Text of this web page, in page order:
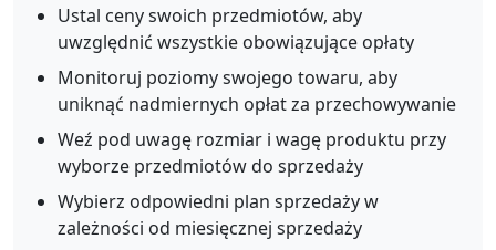
Ustal ceny swoich przedmiotów, aby
uwzględnić wszystkie obowiązujące opłaty
Monitoruj poziomy swojego towaru, aby
uniknąć nadmiernych opłat za przechowywanie
Weź pod uwagę rozmiar i wagę produktu przy
wyborze przedmiotów do sprzedaży
Wybierz odpowiedni plan sprzedaży w
zależności od miesięcznej sprzedaży